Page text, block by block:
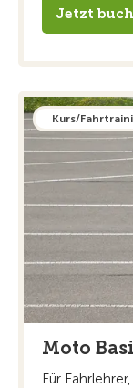
Jetzt
Kurs/
Moto
Für